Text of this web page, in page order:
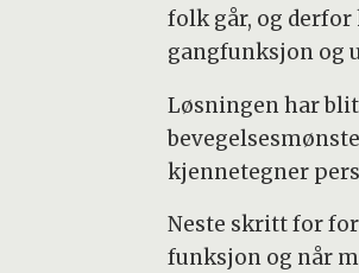
folk går, og
gangfunksjon og
Løsningen har
kjennetegner
Neste skritt for
funksjon og når